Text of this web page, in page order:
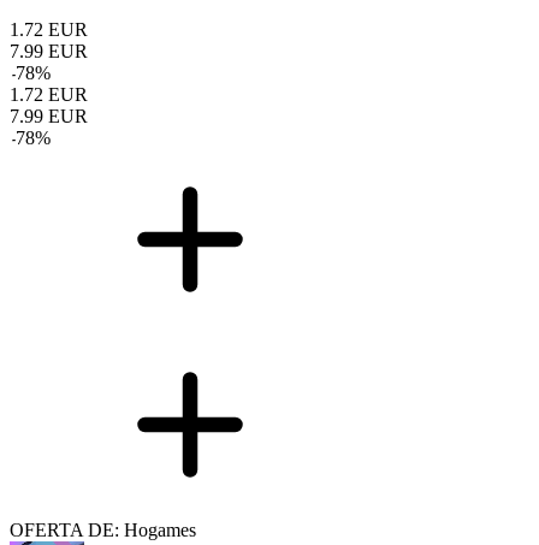
1.72 EUR
7.99 EUR
-78%
1.72 EUR
7.99 EUR
-78%
OFERTA DE: Hogames